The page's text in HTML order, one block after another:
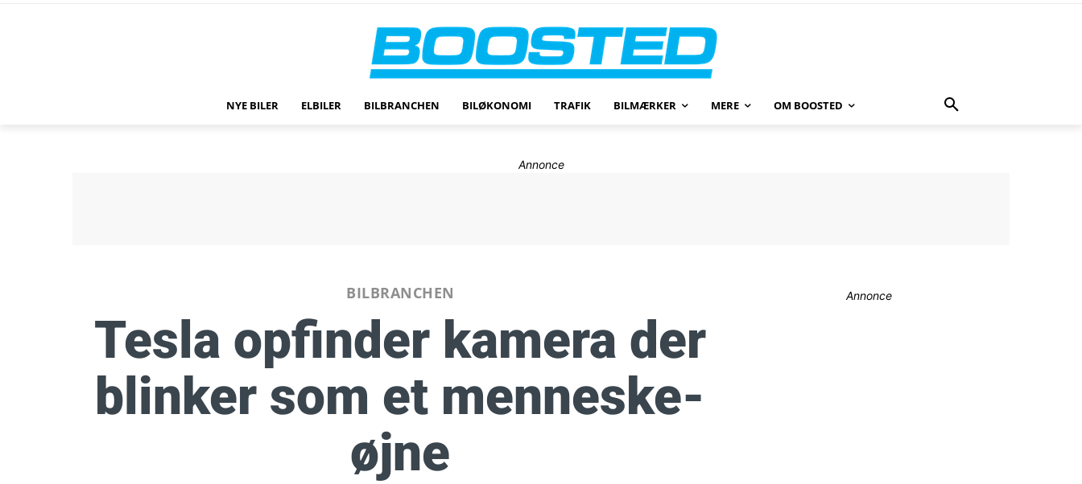
NYE BILER ELBILER BILBRANCHEN BILØKONOMI TRAFIK BILMÆRKER MERE OM BOOSTED
Annonce
BILBRANCHEN
Tesla opfinder kamera der
blinker som et menneske-
øjne
Annonce